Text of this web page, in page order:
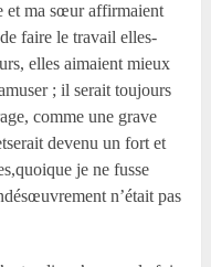
et ma sœur affirmaient
faire le travail elles-
elles aimaient mieux
; il serait toujours
comme une grave
devenu un fort et
je ne fusse
n’était pas